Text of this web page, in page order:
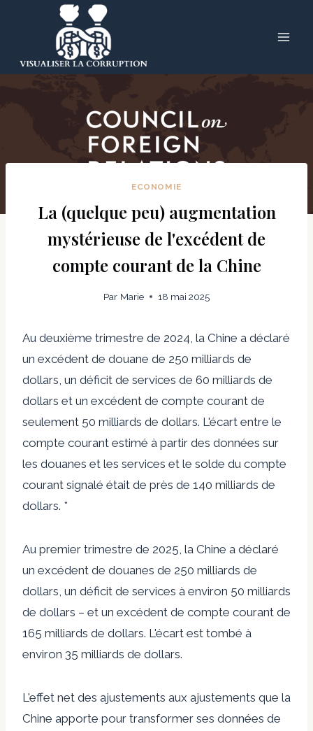
ECONOMIE
La (quelque peu) augmentation
mystérieuse de l'excédent de
compte courant de la Chine
Par Marie 18 mai 2025
Au deuxième trimestre de 2024, la Chine a déclaré
un excédent de douane de 250 milliards de
dollars, un déficit de services de 60 milliards de
dollars et un excédent de compte courant de
seulement 50 milliards de dollars. L'écart entre le
compte courant estimé à partir des données sur
les douanes et les services et le solde du compte
courant signalé était de près de 140 milliards de
dollars. *
Au premier trimestre de 2025, la Chine a déclaré
un excédent de douanes de 250 milliards de
dollars, un déficit de services à environ 50 milliards
de dollars – et un excédent de compte courant de
165 milliards de dollars. L'écart est tombé à
environ 35 milliards de dollars.
L'effet net des ajustements aux ajustements que la
Chine apporte pour transformer ses données de